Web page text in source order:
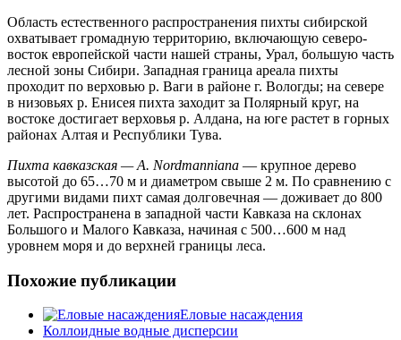
Область естественного распространения пихты сибирской
охватывает громадную территорию, включающую северо-
восток европейской части нашей страны, Урал, большую часть
лесной зоны Сибири. Западная граница ареала пихты
проходит по верховью р. Ваги в районе г. Вологды; на севере
в низовьях р. Енисея пихта заходит за Полярный круг, на
востоке достигает верховья р. Алдана, на юге растет в горных
районах Алтая и Республики Тува.
Пихта кавказская —A. Nordmanniana — крупное дерево
высотой до 65…70 м и диаметром свыше 2 м. По сравнению с
другими видами пихт самая долговечная — доживает до 800
лет. Распространена в западной части Кавказа на склонах
Большого и Малого Кавказа, начиная с 500…600 м над
уровнем моря и до верхней границы леса.
Похожие публикации
Еловые насаждения
Коллоидные водные дисперсии